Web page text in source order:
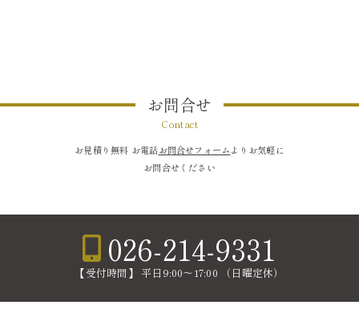
お問合せ
Contact
お見積り無料 お電話お問合せフォームよりお気軽に
お問合せください
026-214-9331
【受付時間】 平日9:00〜17:00 （日曜定休）